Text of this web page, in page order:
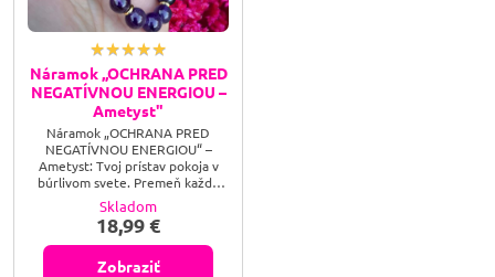
Náramok ,,OCHRANA PRED
NEGATÍVNOU ENERGIOU –
Ametyst"
Náramok „OCHRANA PRED
NEGATÍVNOU ENERGIOU“ –
Ametyst: Tvoj prístav pokoja v
búrlivom svete. Premeň každú
negatívnu vibráciu na čistú lásku
a pokoj. Zahaľ svoju dušu do
ochranného fialového plameňa a
nájdi vnútornú rovnováhu, ktorú
ti už nikto nevezme!
Skladom
18,99 €
Zobraziť